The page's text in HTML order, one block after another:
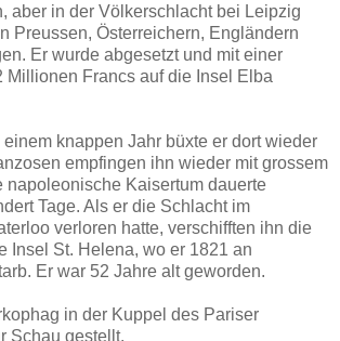
aber in der Völkerschlacht bei Leipzig
Preussen, Österreichern, Engländern
Er wurde abgesetzt und mit einer
Millionen Francs auf die Insel Elba
knappen Jahr büxte er dort wieder
empfingen ihn wieder mit grossem
napoleonische Kaisertum dauerte
Tage. Als er die Schlacht im
verloren hatte, verschifften ihn die
Insel St. Helena, wo er 1821 an
Er war 52 Jahre alt geworden.
in der Kuppel des Pariser
Schau gestellt.